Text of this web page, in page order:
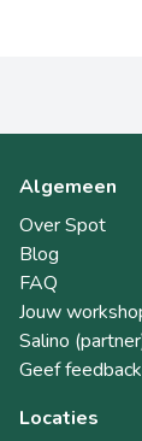
Algemeen
Over Spot
Blog
FAQ
Jouw
Salino
Geef feedback
Locaties